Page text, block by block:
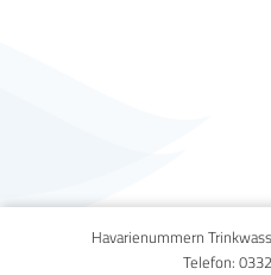
Published on28. Januar 2026
Havarienummern
Telefon: